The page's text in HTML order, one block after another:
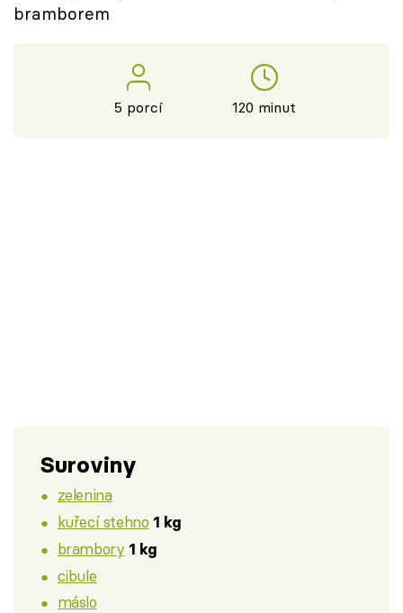
Přihlášení
bramborem
5 porcí 120 minut
Suroviny
zelenina
kuřecí stehno 1 kg
brambory 1 kg
cibule
máslo